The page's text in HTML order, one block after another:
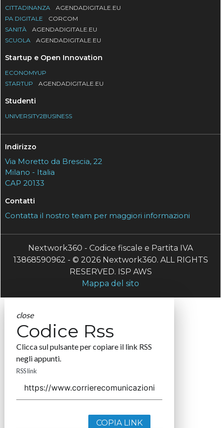
CITTADINANZA
AGENDADIGITALE.EU
PA DIGITALE
CORCOM
SANITÀ
AGENDADIGITALE.EU
SCUOLA
AGENDADIGITALE.EU
Startup e Open Innovation
ECONOMYUP
STARTUP
AGENDADIGITALE.EU
Studenti
UNIVERSITY2BUSINESS
Indirizzo
Via Moretto da Brescia, 22
Milano - Italia
CAP 20133
Contatti
Contatta il nostro team per maggiori informazioni
Nextwork360 - Codice fiscale e Partita IVA
13868590962 - © 2026 Nextwork360. ALL RIGHTS
RESERVED. ISP AWS
Mappa del sito
close
Codice Rss
Clicca sul pulsante per copiare il link RSS
negli appunti.
RSS link
COPIA LINK